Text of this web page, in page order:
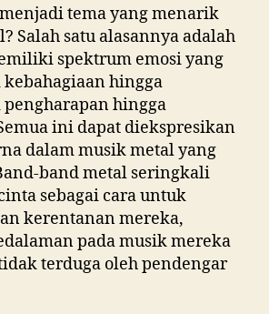
tema yang menarik
Salah satu alasannya adalah
spektrum emosi yang
hingga
hingga
ini dapat diekspresikan
dalam musik metal yang
band metal seringkali
sebagai cara untuk
kerentanan mereka,
pada musik mereka
terduga oleh pendengar